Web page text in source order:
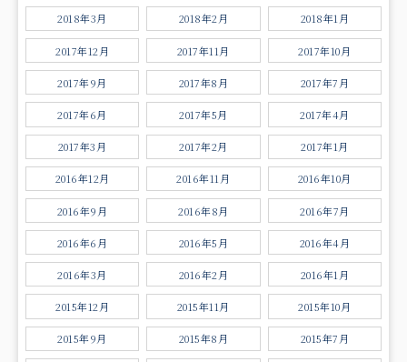
2018年3月 2018年2月 2018年1月
2017年12月 2017年11月 2017年10月
2017年9月 2017年8月 2017年7月
2017年6月 2017年5月 2017年4月
2017年3月 2017年2月 2017年1月
2016年12月 2016年11月 2016年10月
2016年9月 2016年8月 2016年7月
2016年6月 2016年5月 2016年4月
2016年3月 2016年2月 2016年1月
2015年12月 2015年11月 2015年10月
2015年9月 2015年8月 2015年7月